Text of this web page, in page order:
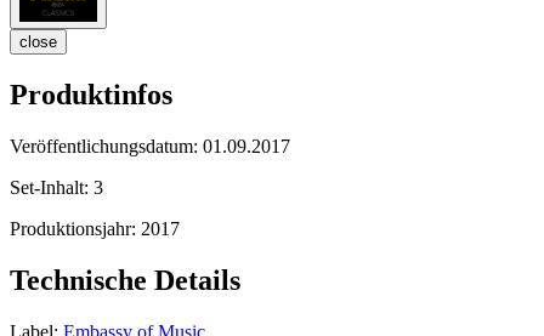
close
Produktinfos
Veröffentlichungsdatum: 01.09.2017
Set-Inhalt: 3
Produktionsjahr: 2017
Technische Details
Label: Embassy of Music